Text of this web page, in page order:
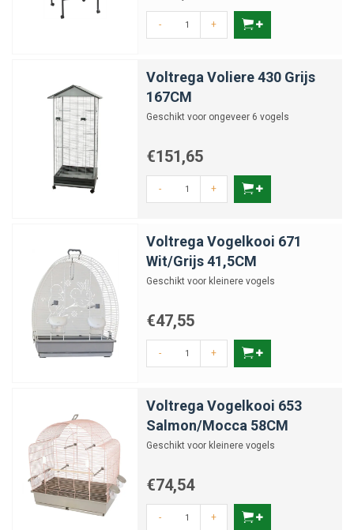
- +
Voltrega Voliere 430 Grijs
167CM
Geschikt voor ongeveer 6 vogels
€151,65
- +
Voltrega Vogelkooi 671
Wit/Grijs 41,5CM
Geschikt voor kleinere vogels
€47,55
- +
Voltrega Vogelkooi 653
Salmon/Mocca 58CM
Geschikt voor kleinere vogels
€74,54
- +